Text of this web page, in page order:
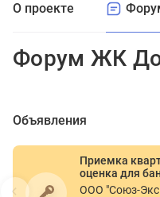
О проекте
Форум ЖК
Объявления
Приемка
оценка для
ООО "Союз-